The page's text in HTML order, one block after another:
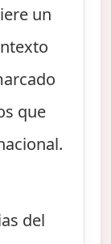
un
que
del